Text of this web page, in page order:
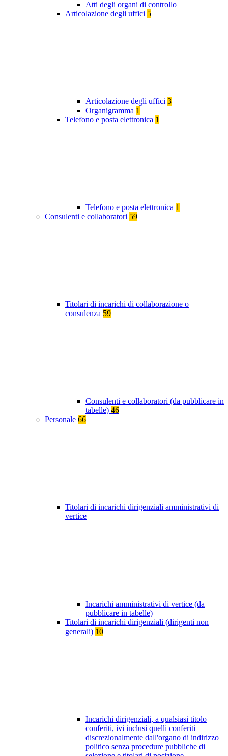
Atti degli organi di controllo
Articolazione degli uffici 5
Articolazione degli uffici 3
Organigramma 1
Telefono e posta elettronica 1
Telefono e posta elettronica 1
Consulenti e collaboratori 59
Titolari di incarichi di collaborazione o
consulenza 59
Consulenti e collaboratori (da pubblicare in
tabelle) 46
Personale 66
Titolari di incarichi dirigenziali amministrativi di
vertice
Incarichi amministrativi di vertice (da
pubblicare in tabelle)
Titolari di incarichi dirigenziali (dirigenti non
generali) 10
Incarichi dirigenziali, a qualsiasi titolo
conferiti, ivi inclusi quelli conferiti
discrezionalmente dall'organo di indirizzo
politico senza procedure pubbliche di